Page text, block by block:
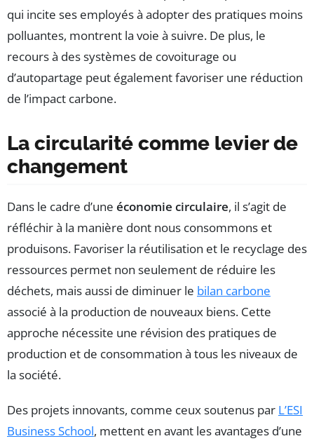
qui incite ses employés à adopter des pratiques moins
polluantes, montrent la voie à suivre. De plus, le
recours à des systèmes de covoiturage ou
d’autopartage peut également favoriser une réduction
de l’impact carbone.
La circularité comme levier de
changement
Dans le cadre d’une économie circulaire, il s’agit de
réfléchir à la manière dont nous consommons et
produisons. Favoriser la réutilisation et le recyclage des
ressources permet non seulement de réduire les
déchets, mais aussi de diminuer le bilan carbone
associé à la production de nouveaux biens. Cette
approche nécessite une révision des pratiques de
production et de consommation à tous les niveaux de
la société.
Des projets innovants, comme ceux soutenus par L’ESI
Business School, mettent en avant les avantages d’une